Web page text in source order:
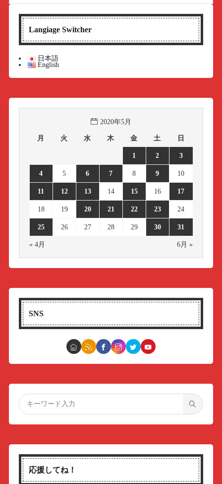
Langiage Switcher
日本語
English
2020年5月
月 火 水 木 金 土 日
1 2 3
4 5 6 7 8 9 10
11 12 13 14 15 16 17
18 19 20 21 22 23 24
25 26 27 28 29 30 31
« 4月 6月 »
SNS
応援してね！